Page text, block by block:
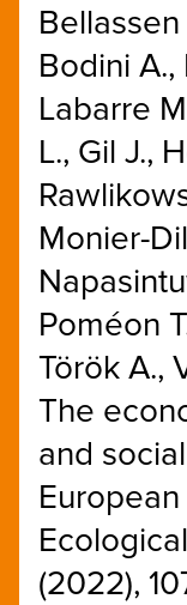
Bellassen
Bodini
Labarre
L., Gil J.,
Monier-
Poméon
Török A.,
The
and
(2022),